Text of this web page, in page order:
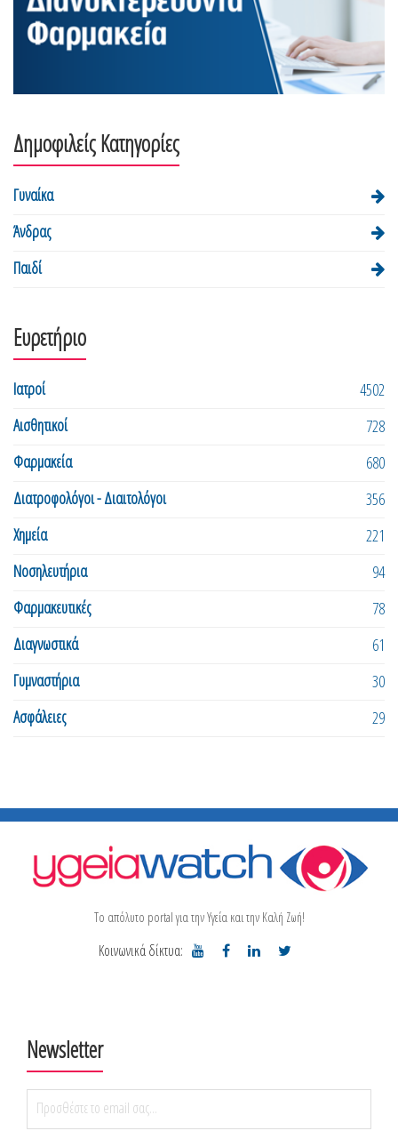
Δημοφιλείς Κατηγορίες
Γυναίκα
Άνδρας
Παιδί
Ευρετήριο
Ιατροί
4502
Αισθητικοί
728
Φαρμακεία
680
Διατροφολόγοι - Διαιτολόγοι
356
Χημεία
221
Νοσηλευτήρια
94
Φαρμακευτικές
78
Διαγνωστικά
61
Γυμναστήρια
30
Ασφάλειες
29
Το απόλυτο portal για την Υγεία και την Καλή Ζωή!
Κοινωνικά δίκτυα:
Newsletter